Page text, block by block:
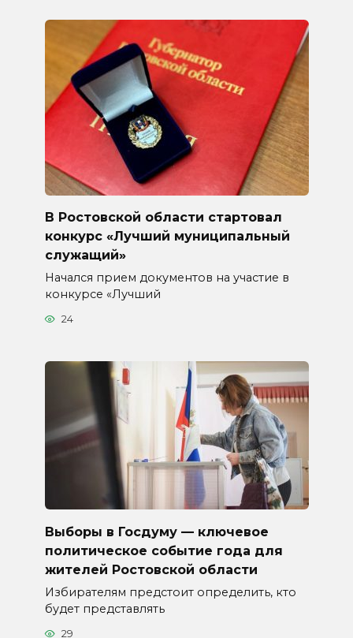
В Ростовской области стартовал
конкурс «Лучший муниципальный
служащий»
Начался прием документов на участие в
конкурсе «Лучший
24
Выборы в Госдуму — ключевое
политическое событие года для
жителей Ростовской области
Избирателям предстоит определить, кто
будет представлять
29